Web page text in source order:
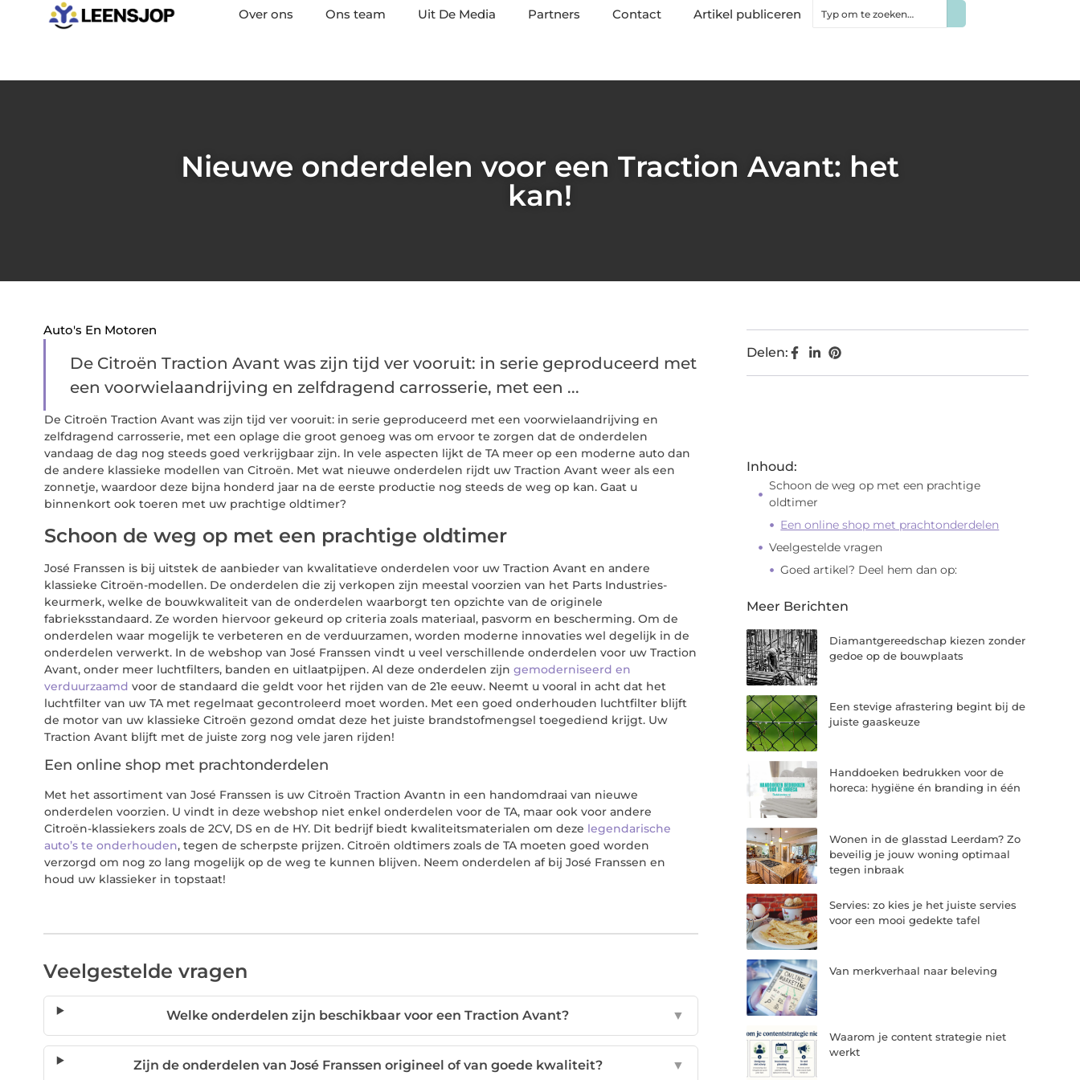
Over ons Ons team Uit De Media Partners Contact Artikel publiceren
Nieuwe onderdelen voor een Traction Avant: het
kan!
Auto's En Motoren
De Citroën Traction Avant was zijn tijd ver vooruit: in serie geproduceerd met
een voorwielaandrijving en zelfdragend carrosserie, met een ...
De Citroën Traction Avant was zijn tijd ver vooruit: in serie geproduceerd met een voorwielaandrijving en
zelfdragend carrosserie, met een oplage die groot genoeg was om ervoor te zorgen dat de onderdelen
vandaag de dag nog steeds goed verkrijgbaar zijn. In vele aspecten lijkt de TA meer op een moderne auto dan
de andere klassieke modellen van Citroën. Met wat nieuwe onderdelen rijdt uw Traction Avant weer als een
zonnetje, waardoor deze bijna honderd jaar na de eerste productie nog steeds de weg op kan. Gaat u
binnenkort ook toeren met uw prachtige oldtimer?
Schoon de weg op met een prachtige oldtimer
José Franssen is bij uitstek de aanbieder van kwalitatieve onderdelen voor uw Traction Avant en andere
klassieke Citroën-modellen. De onderdelen die zij verkopen zijn meestal voorzien van het Parts Industries-
keurmerk, welke de bouwkwaliteit van de onderdelen waarborgt ten opzichte van de originele
fabrieksstandaard. Ze worden hiervoor gekeurd op criteria zoals materiaal, pasvorm en bescherming. Om de
onderdelen waar mogelijk te verbeteren en de verduurzamen, worden moderne innovaties wel degelijk in de
onderdelen verwerkt. In de webshop van José Franssen vindt u veel verschillende onderdelen voor uw Traction
Avant, onder meer luchtfilters, banden en uitlaatpijpen. Al deze onderdelen zijn gemoderniseerd en
verduurzaamd voor de standaard die geldt voor het rijden van de 21e eeuw. Neemt u vooral in acht dat het
luchtfilter van uw TA met regelmaat gecontroleerd moet worden. Met een goed onderhouden luchtfilter blijft
de motor van uw klassieke Citroën gezond omdat deze het juiste brandstofmengsel toegediend krijgt. Uw
Traction Avant blijft met de juiste zorg nog vele jaren rijden!
Een online shop met prachtonderdelen
Met het assortiment van José Franssen is uw Citroën Traction Avantn in een handomdraai van nieuwe
onderdelen voorzien. U vindt in deze webshop niet enkel onderdelen voor de TA, maar ook voor andere
Citroën-klassiekers zoals de 2CV, DS en de HY. Dit bedrijf biedt kwaliteitsmaterialen om deze legendarische
auto’s te onderhouden, tegen de scherpste prijzen. Citroën oldtimers zoals de TA moeten goed worden
verzorgd om nog zo lang mogelijk op de weg te kunnen blijven. Neem onderdelen af bij José Franssen en
houd uw klassieker in topstaat!
Veelgestelde vragen
Welke onderdelen zijn beschikbaar voor een Traction Avant? ▼
Zijn de onderdelen van José Franssen origineel of van goede kwaliteit? ▼
Delen:
Inhoud:
Schoon de weg op met een prachtige
oldtimer
Een online shop met prachtonderdelen
Veelgestelde vragen
Goed artikel? Deel hem dan op:
Meer Berichten
Diamantgereedschap kiezen zonder
gedoe op de bouwplaats
Een stevige afrastering begint bij de
juiste gaaskeuze
Handdoeken bedrukken voor de
horeca: hygiëne én branding in één
Wonen in de glasstad Leerdam? Zo
beveilig je jouw woning optimaal
tegen inbraak
Servies: zo kies je het juiste servies
voor een mooi gedekte tafel
Van merkverhaal naar beleving
Waarom je content strategie niet
werkt